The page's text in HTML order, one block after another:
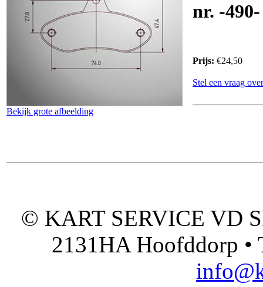
Bekijk grote afbeelding
nr. -490-
Prijs: €24,50
Stel een vraag
© KART SERVICE VD
2131HA Hoofddorp •